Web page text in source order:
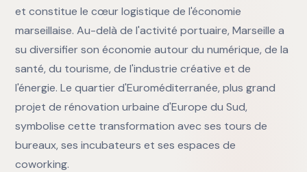
et constitue le cœur logistique de l'économie
marseillaise. Au-delà de l'activité portuaire, Marseille a
su diversifier son économie autour du numérique, de la
santé, du tourisme, de l'industrie créative et de
l'énergie. Le quartier d'Euroméditerranée, plus grand
projet de rénovation urbaine d'Europe du Sud,
symbolise cette transformation avec ses tours de
bureaux, ses incubateurs et ses espaces de
coworking.